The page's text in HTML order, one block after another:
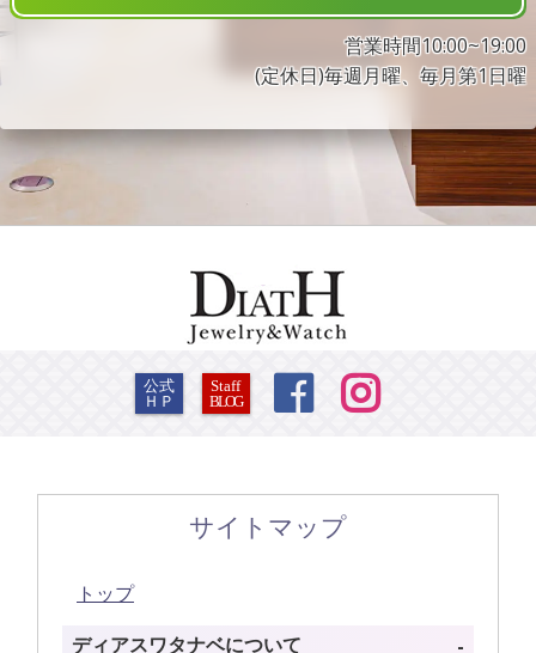
営業時間10:00~19:00
(定休日)毎週月曜、毎月第1日曜
公式
ＨＰ
Staff
BLOG
 
サイトマップ
トップ
ディアスワタナベについて